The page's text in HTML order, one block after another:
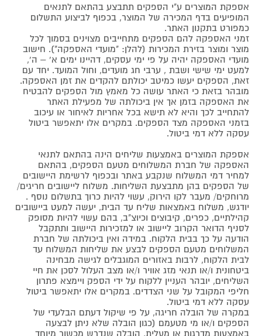
אספקת המוצרים ע"י הספקים תתבצע בהתאם לתנאים
המופיעים בדף המכירה של המוצר, בכפוף לביצוע התשלום
כמפורט בתקנון האתר.
זמני האספקה להם הספקים מתחייבים מצוינים בסמוך לכל
מוצר ומוצר בזירת המכירות (להלן: "מועדי האספקה"). חישוב
מועדי האספקה יהיה על פי ימי עסקים, דהיינו ימים א' – ה',
למעט ימי שישי ושבת , ערבי חג מועדים, וחול המועד. יחד עם
זאת, הספקים יעשו כמיטב יכולתם להקדים את זמן האספקה.
מובהר בזאת כי האתר עושה כל מאמץ מול הספקים להבטיח
את האספקה בזמן אך אין ביכולתה של מפעילת האתר
להתחייב לכך והיא לא תישא בכל אחריות לאיחור או עיכוב
בזמני האספקה מצד הספקים. במקרים אלו יתאפשר ביטול
עסקה ללא דמי ביטול.
אספקת המוצרים באמצעות שליחים הינה בהתאם לתנאי
האספקה של חברת המשלוחים מטעם הספקים, בהתאם
למחיר דמי המשלוח שנקבע באתר ובכפוף לרשימת היישובים
של הספקים בהן מתבצעת השליחות. משלוח ליישובים חריגים/
מרוחקים/ מעבר לקו הירוק, עשוי להיות כרוך בתשלום נוסף .
יודגש, משלוח באמצאות שליח עד הבית, יעשה למעט ביישובים
קהילתיים, כפרים, קיבוצים וכיוצ"ב, בהם עשוי להיות מסופק
לסניף הדואר הקרוב ליישוב או למזכירות היישוב ותתקבל
הודעה על כך בבית הלקוח. במידה ואין ביכולתה של חברת
המשלוחים מטעם הספקים לבצע את שליחות המשלוח עד
לבית הלקוח, לרבות באזורים המוגבלים לגישה מבחינה
ביטחונית ו/או תנאי מזג אוויר ו/או מצב העלול לסכן את חיי
השליחים, יובהר העניין ללקוח על ידי הספק ויימצא פתרון
חליפי המקובל על שני הצדדים. במקרים אלו יתאפשר ביטול
עסקה ללא דמי ביטול.
במקרה של הובלה חריגה, על פי שיקול דעתם הבלעדי של
הספקים ו/או מי מטעמם (כגון הובלה שלא ניתן לבצעה
באמצעות מדרגות או מעלית, הובלה שנדרש מכשור מיוחד